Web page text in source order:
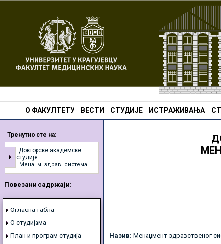
О ФАКУЛТЕТУ ВЕСТИ СТУДИЈЕ ИСТРАЖИВАЊА
Тренутно сте на:
Докторске академске
студије
Менаџм. здрав. система
Повезани садржаји:
Огласна табла
О студијама
План и програм студија
Назив: Менаџмент здравственог